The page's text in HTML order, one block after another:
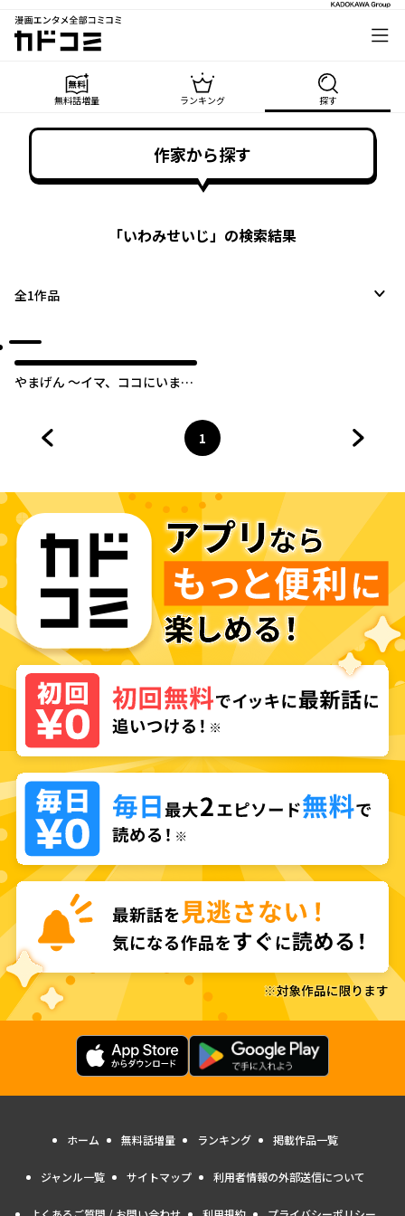
漫画エンタメ全部コミコミ
カドコミ
無料話増量 ランキング 探す
作家から探す
「いわみせいじ」の検索結果
全1作品
やまげん 〜イマ、ココにいま
ページ
1
へ
ホーム 無料話増量 ランキング 掲載作品一覧
ジャンル一覧 サイトマップ 利用者情報の外部送信について